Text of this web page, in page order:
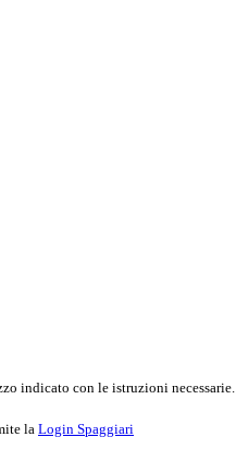
indicato con le istruzioni necessarie.
la Login Spaggiari